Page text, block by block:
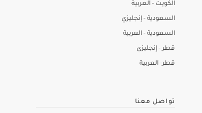
الكويت - العربية
السعودية - إنجليزي
السعودية - العربية
قطر - إنجليزي
قطر- العربية
تواصل معنا